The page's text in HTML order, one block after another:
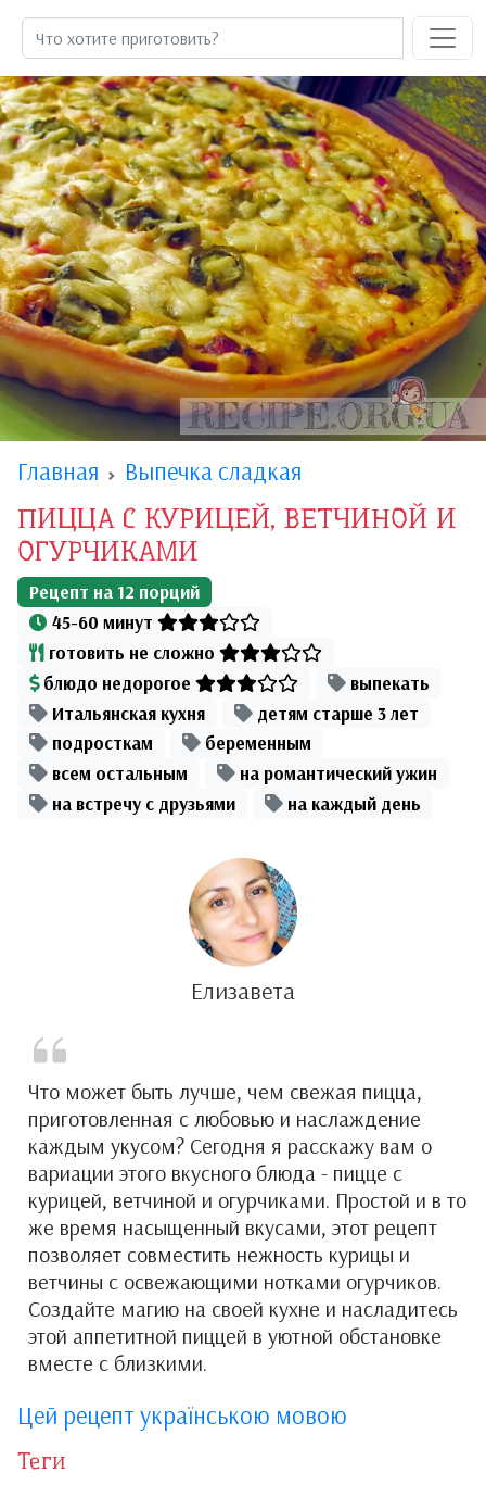
Главная Выпечка сладкая
ПИЦЦА С КУРИЦЕЙ, ВЕТЧИНОЙ И
ОГУРЧИКАМИ
Рецепт на 12 порций
45-60 минут
готовить не сложно
блюдо недорогое
выпекать
Итальянская кухня
детям старше 3 лет
подросткам
беременным
всем остальным
на романтический ужин
на встречу с друзьями
на каждый день
Елизавета
Что может быть лучше, чем свежая пицца,
приготовленная с любовью и наслаждение
каждым укусом? Сегодня я расскажу вам о
вариации этого вкусного блюда - пицце с
курицей, ветчиной и огурчиками. Простой и в то
же время насыщенный вкусами, этот рецепт
позволяет совместить нежность курицы и
ветчины с освежающими нотками огурчиков.
Создайте магию на своей кухне и насладитесь
этой аппетитной пиццей в уютной обстановке
вместе с близкими.
Цей рецепт українською мовою
Теги